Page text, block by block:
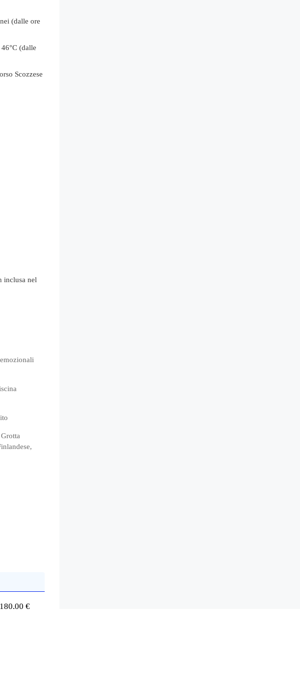
(dalle ore
(dalle
Scozzese
inclusa nel
180,00 €